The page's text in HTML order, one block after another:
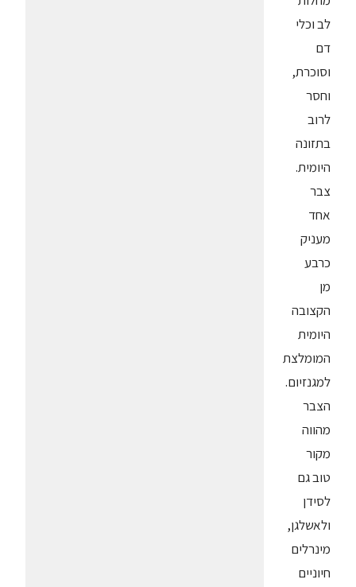
לב וכלי
דם
וסוכרת,
וחסר
לרוב
בתזונה
היומית.
צבר
אחד
מעניק
כרבע
מן
הקצובה
היומית
המומלצת
למגנזיום.
הצבר
מהווה
מקור
טוב גם
לסידן
ולאשלגן,
מינרלים
חיוניים